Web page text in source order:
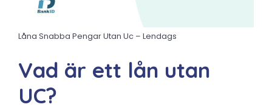
Låna Snabba Pengar Utan Uc – Lendags
Vad är ett lån utan
UC?